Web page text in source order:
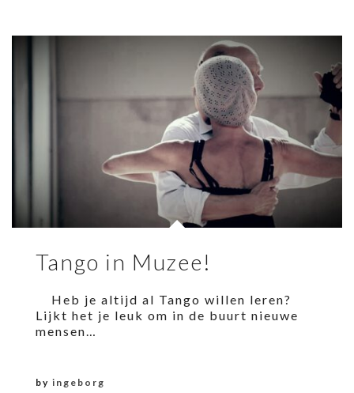
Tango in Muzee!
Heb je altijd al Tango willen leren?
Lijkt het je leuk om in de buurt nieuwe
mensen…
by ingeborg